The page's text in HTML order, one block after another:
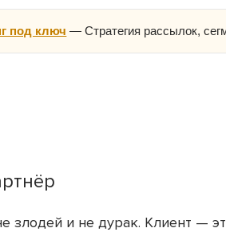
под ключ — Стратегия рассылок,
злодей и не дурак. Клиент —